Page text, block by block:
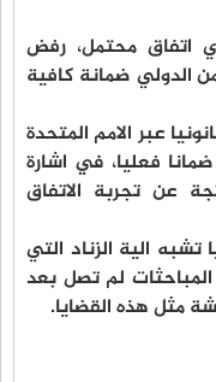
اتفاق محتمل، رفض
الدولي ضمانة كافية
عبر الامم المتحدة
فعليا، في اشارة
عن تجربة الاتفاق
الية الزناد التي
2015، مؤكدا ان المباحثات لم تصل بعد
مثل هذه القضايا.